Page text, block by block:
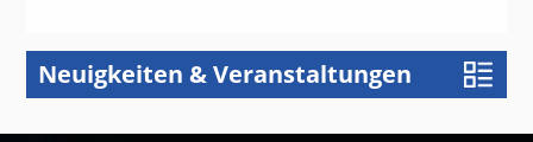
ERFAHREN ERFAHREN
Neuigkeiten & Veranstaltungen